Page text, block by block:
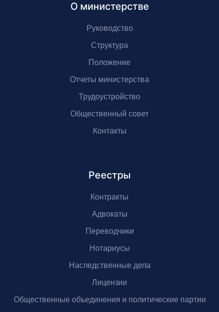
О министерстве
Руководство
Структура
Положение
Отчеты министерства
Трудоустройство
Общественный совет
Контакты
Реестры
Контракты
Адвокаты
Переводчики
Нотариусы
Наследственные дела
Лицензии
Общественные объединения и политические партии